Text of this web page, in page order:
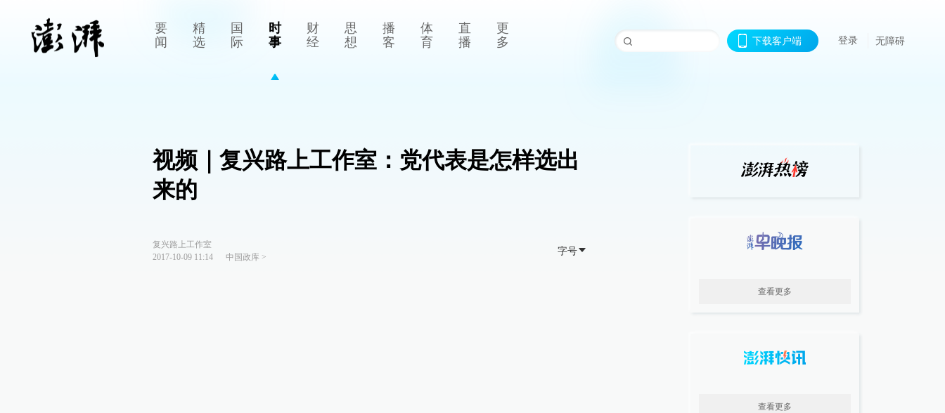
要
闻
精
选
国
际
时
事
财
经
思
想
播
客
体
育
直
播
更
多
下载客户端 登录 无障碍
视频｜复兴路上工作室：党代表是怎样选出
来的
复兴路上工作室
2017-10-09 11:14
中国政库>
字号
查看更多
查看更多